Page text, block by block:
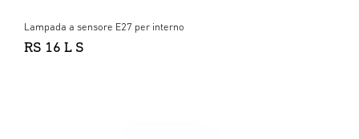
Lampada a sensore E27 per interno
RS 16 L S